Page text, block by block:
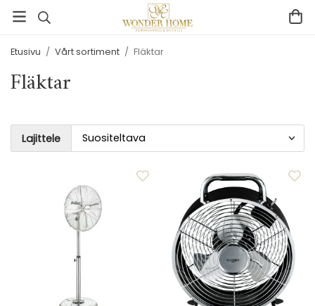
Etusivu / Vårt sortiment / Fläktar
Fläktar
Lajittele